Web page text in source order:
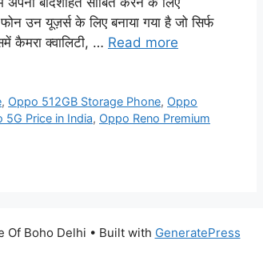
उन यूज़र्स के लिए बनाया गया है जो सिर्फ
कैमरा क्वालिटी, … Read more
, Oppo 512GB Storage Phone, Oppo
5G Price in India, Oppo Reno Premium
Of Boho Delhi • Built with GeneratePress